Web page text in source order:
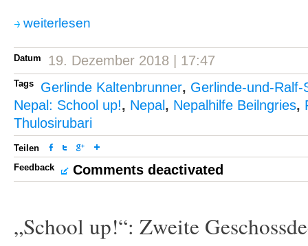
weiterlesen
Datum 19. Dezember 2018 | 17:47
Tags Gerlinde Kaltenbrunner, Gerlinde-und-Ralf-
Nepal: School up!, Nepal , Nepalhilfe Beilngries,
Thulosirubari
Teilen
Feedback
Comments deactivated
„School up!“: Zweite